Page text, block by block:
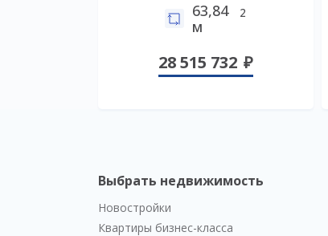
63,84
м
2
28 515 732
Выбрать недвижимость
Новостройки
Квартиры бизнес-класса